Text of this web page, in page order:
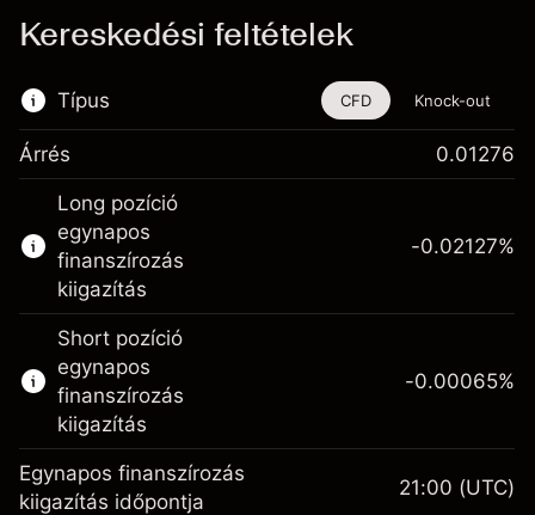
Kereskedési feltételek
Típus
Ez a pénzügyi eszköz CFD-ken és Knock-
outokon keresztül is kereskedhető.
Bővebb információk:
CFD-k
Knock-outok
CFD Knock-out
Árrés 0.01276
Long pozíció
egynapos
finanszírozás
kiigazítás
Fedezet. A befektetése
£1,000.00
-0.02127%
Short pozíció
egynapos
finanszírozás
kiigazítás
-0.00065%
Egynapos finanszírozás
kiigazítás időpontja
21:00 (UTC)